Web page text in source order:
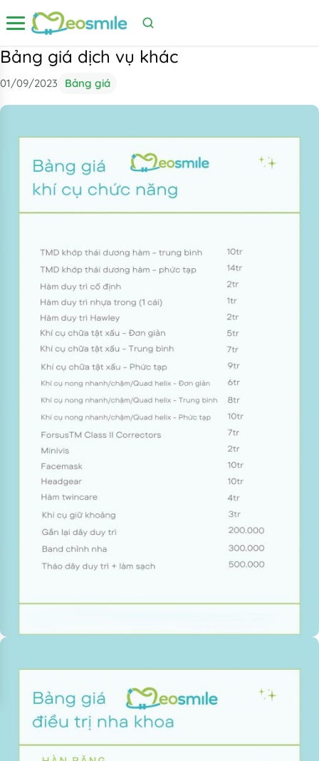
Mở menu
Bảng giá dịch vụ khác
01/09/2023 Bảng giá